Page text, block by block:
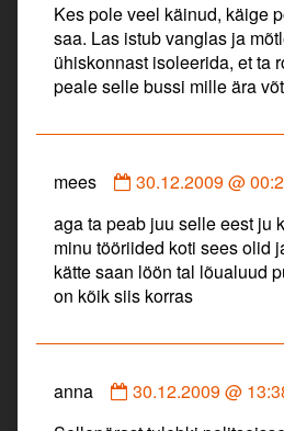
sain
petta
published
on
Kes pole veel käinud, käige
saa. Las istub vanglas ja
ühiskonnast isoleerida, et ta
peale selle bussi mille ära
mees
Comment
mees
published
on
30.12.2009 @
aga ta peab juu selle eest ju
minu tööriided koti sees olid
kätte saan löön tal lõualuud
on kõik siis korras
anna
Comment
30.12.2009 @